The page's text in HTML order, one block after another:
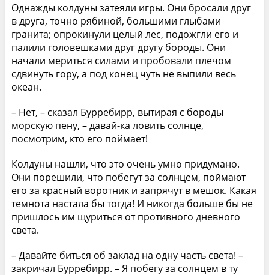
Однажды колдуны затеяли игры. Они бросали друг
в друга, точно рябиной, большими глыбами
гранита; опрокинули целый лес, подожгли его и
палили головешками друг другу бороды. Они
начали мериться силами и пробовали плечом
сдвинуть гору, а под конец чуть не выпили весь
океан.
– Нет, – сказал Бурребирр, вытирая с бороды
морскую пену, – давай-ка ловить солнце,
посмотрим, кто его поймает!
Колдуны нашли, что это очень умно придумано.
Они порешили, что побегут за солнцем, поймают
его за красный воротник и запрячут в мешок. Какая
темнота настала бы тогда! И никогда больше бы не
пришлось им щуриться от противного дневного
света.
– Давайте биться об заклад на одну часть света! –
закричал Бурребирр. – Я побегу за солнцем в ту